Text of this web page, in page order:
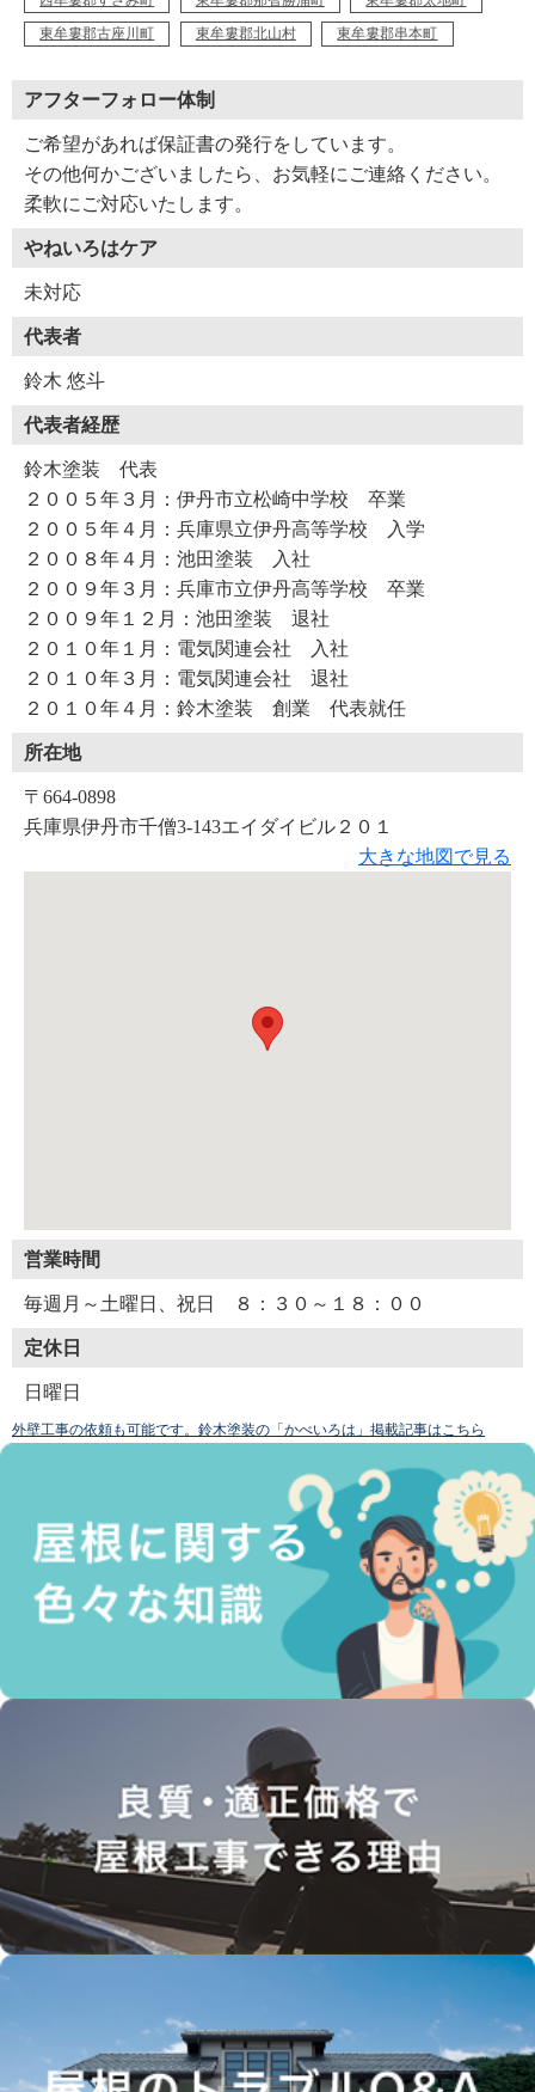
東牟婁郡古座川町
東牟婁郡北山村 東牟婁郡串本町
アフターフォロー体制
ご希望があれば保証書の発行をしています。
その他何かございましたら、お気軽にご連絡ください。
柔軟にご対応いたします。
やねいろはケア
未対応
代表者
鈴木 悠斗
代表者経歴
鈴木塗装 代表
２００５年３月：伊丹市立松崎中学校 卒業
２００５年４月：兵庫県立伊丹高等学校 入学
２００８年４月：池田塗装 入社
２００９年３月：兵庫市立伊丹高等学校 卒業
２００９年１２月：池田塗装 退社
２０１０年１月：電気関連会社 入社
２０１０年３月：電気関連会社 退社
２０１０年４月：鈴木塗装 創業 代表就任
所在地
〒664-0898
兵庫県伊丹市千僧3-143エイダイビル２０１
大きな地図で見る
営業時間
毎週月～土曜日、祝日 ８：３０～１８：００
定休日
日曜日
外壁工事の依頼も可能です。鈴木塗装の「かべいろは」掲載記事はこちら